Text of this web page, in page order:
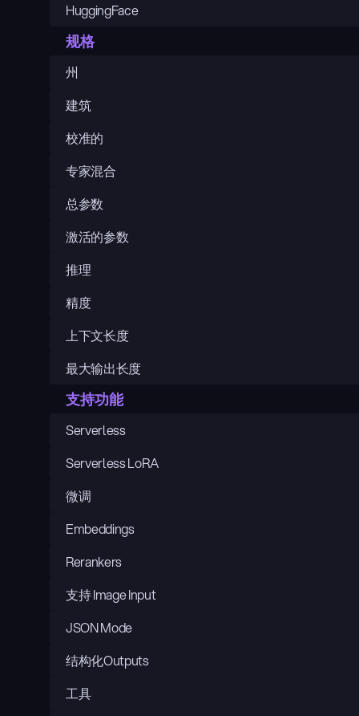
HuggingFace
规格
州
建筑
校准的
专家混合
总参数
激活的参数
推理
精度
上下文长度
最大输出长度
支持功能
Serverless
Serverless LoRA
微调
Embeddings
Rerankers
支持 Image Input
JSON Mode
结构化Outputs
工具